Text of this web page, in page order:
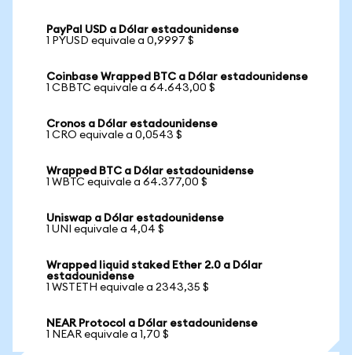
PayPal USD a Dólar estadounidense
1 PYUSD equivale a 0,9997 $
Coinbase Wrapped BTC a Dólar estadounidense
1 CBBTC equivale a 64.643,00 $
Cronos a Dólar estadounidense
1 CRO equivale a 0,0543 $
Wrapped BTC a Dólar estadounidense
1 WBTC equivale a 64.377,00 $
Uniswap a Dólar estadounidense
1 UNI equivale a 4,04 $
Wrapped liquid staked Ether 2.0 a Dólar
estadounidense
1 WSTETH equivale a 2343,35 $
NEAR Protocol a Dólar estadounidense
1 NEAR equivale a 1,70 $